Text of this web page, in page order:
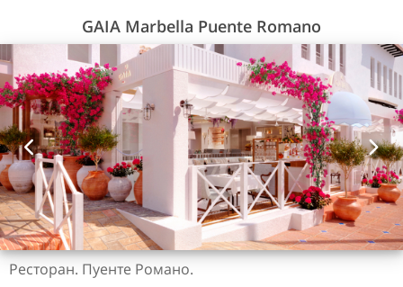
GAIA Marbella Puente Romano
Ресторан. Пуенте Романо.